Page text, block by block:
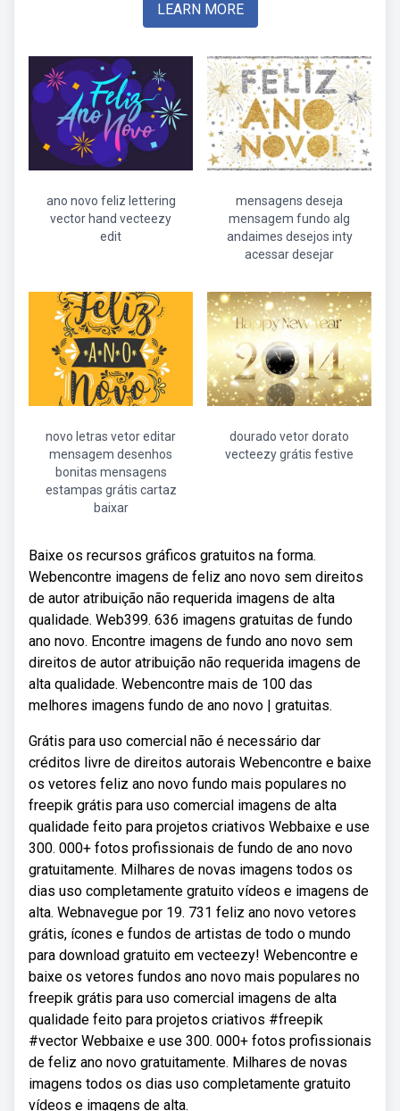
LEARN MORE
ano novo feliz lettering
vector hand vecteezy
edit
mensagens deseja
mensagem fundo alg
andaimes desejos inty
acessar desejar
novo letras vetor editar
mensagem desenhos
bonitas mensagens
estampas grátis cartaz
baixar
dourado vetor dorato
vecteezy grátis festive
Baixe os recursos gráficos gratuitos na forma.
Webencontre imagens de feliz ano novo sem direitos
de autor atribuição não requerida imagens de alta
qualidade. Web399. 636 imagens gratuitas de fundo
ano novo. Encontre imagens de fundo ano novo sem
direitos de autor atribuição não requerida imagens de
alta qualidade. Webencontre mais de 100 das
melhores imagens fundo de ano novo | gratuitas.
Grátis para uso comercial não é necessário dar
créditos livre de direitos autorais Webencontre e baixe
os vetores feliz ano novo fundo mais populares no
freepik grátis para uso comercial imagens de alta
qualidade feito para projetos criativos Webbaixe e use
300. 000+ fotos profissionais de fundo de ano novo
gratuitamente. Milhares de novas imagens todos os
dias uso completamente gratuito vídeos e imagens de
alta. Webnavegue por 19. 731 feliz ano novo vetores
grátis, ícones e fundos de artistas de todo o mundo
para download gratuito em vecteezy! Webencontre e
baixe os vetores fundos ano novo mais populares no
freepik grátis para uso comercial imagens de alta
qualidade feito para projetos criativos #freepik
#vector Webbaixe e use 300. 000+ fotos profissionais
de feliz ano novo gratuitamente. Milhares de novas
imagens todos os dias uso completamente gratuito
vídeos e imagens de alta.